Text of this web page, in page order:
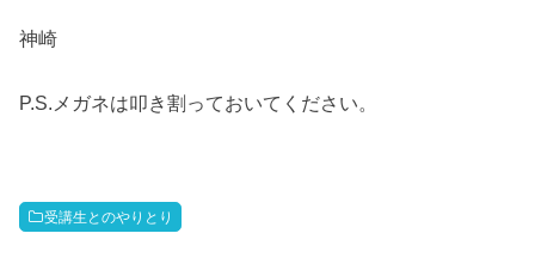
神崎
P.S.メガネは叩き割っておいてください。
受講生とのやりとり